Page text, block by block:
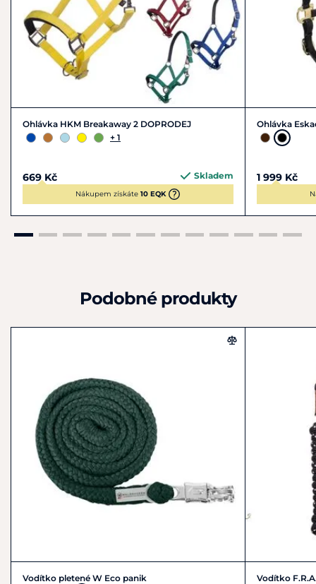
Ohlávka HKM Breakaway 2 DOPRODEJ
+ 1
669 Kč Skladem
Nákupem získáte10 EQK
Ohlávka
1 999 Kč
Podobné produkty
Vodítko pletené W Eco panik
Vodítko